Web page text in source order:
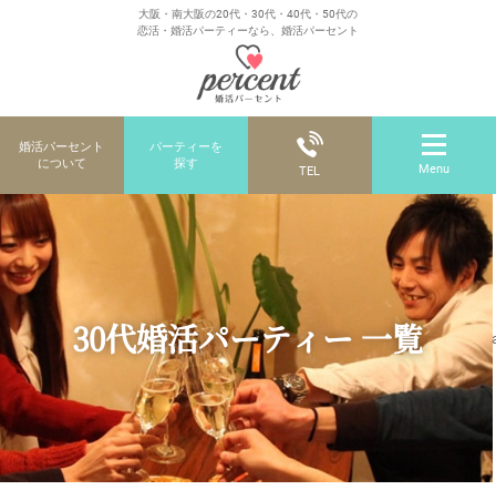
大阪・南大阪の20代・30代・40代・50代の
恋活・婚活パーティーなら、婚活パーセント
婚活パーセント
について
パーティーを
探す
TEL Menu
30代婚活パーティー 一覧